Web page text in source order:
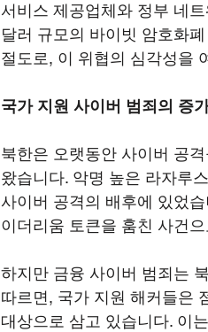
서비스 제공업체와 정부 네
달러 규모의 바이빗 암호화
절도로, 이 위협의 심각성을
국가 지원 사이버 범죄의 증
북한은 오랫동안 사이버 공
왔습니다. 악명 높은 라자루
사이버 공격의 배후에 있었
이더리움 토큰을 훔친 사건
하지만 금융 사이버 범죄는
따르면, 국가 지원 해커들은
대상으로 삼고 있습니다. 이